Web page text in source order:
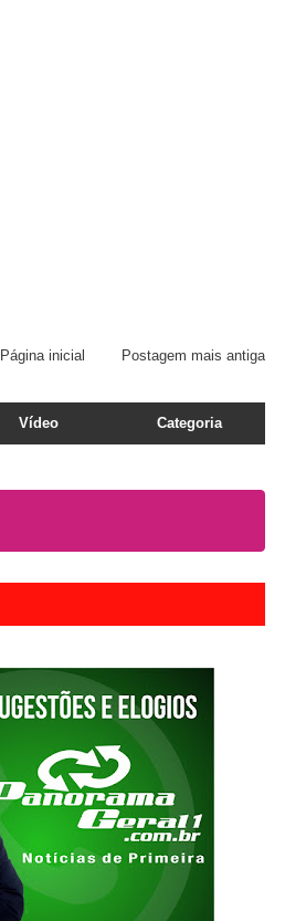
Postagem mais antiga
Página inicial
Vídeo Categoria